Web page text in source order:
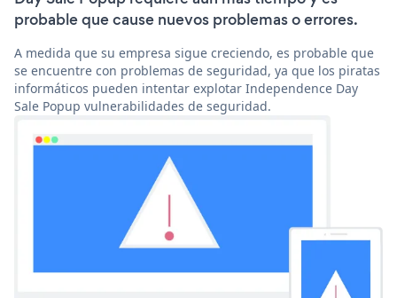
probable que cause nuevos problemas o errores.
A medida que su empresa sigue creciendo, es probable que
se encuentre con problemas de seguridad, ya que los piratas
informáticos pueden intentar explotar Independence Day
Sale Popup vulnerabilidades de seguridad.